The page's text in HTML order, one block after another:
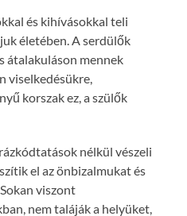
és kihívásokkal teli
életében. A serdülők
átalakuláson mennek
viselkedésükre,
korszak ez, a szülők
nélkül vészeli
el az önbizalmukat és
viszont
nem taláják a helyüket,